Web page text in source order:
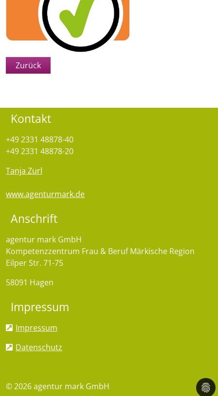
Zurück
Kontakt
+49 2331 48878-40
+49 2331 48878-20
Tanja Zurl
www.agenturmark.de
Anschrift
agentur mark GmbH
Kompetenzzentrum Frau & Beruf Märkische Region
Eilper Str. 71-75
58091 Hagen
Impressum
Impressum
Datenschutz
© 2026 agentur mark GmbH